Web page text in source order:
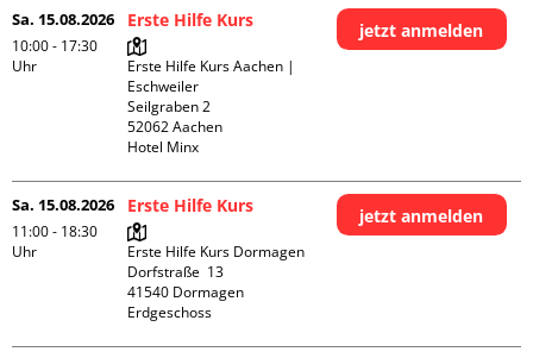
Sa. 15.08.2026
10:00 - 17:30
Uhr
Erste Hilfe Kurs
Erste Hilfe Kurs Aachen |
Eschweiler
Seilgraben 2
52062 Aachen
Hotel Minx
jetzt anmelden
Sa. 15.08.2026
11:00 - 18:30
Uhr
Erste Hilfe Kurs
Erste Hilfe Kurs Dormagen
Dorfstraße  13
41540 Dormagen
Erdgeschoss
jetzt anmelden